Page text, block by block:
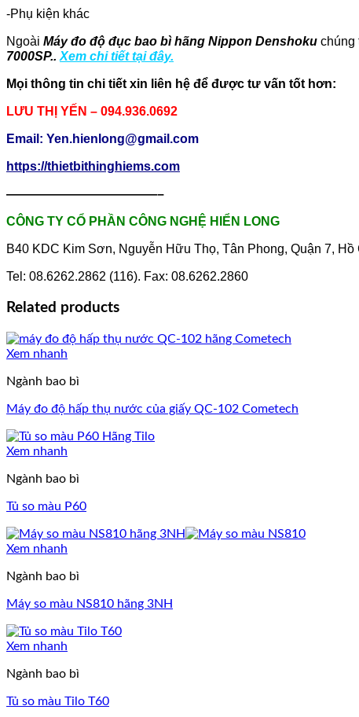
-Phụ kiện khác
Ngoài Máy đo độ đục bao bì hãng Nippon Denshoku chúng
7000SP.. Xem chi tiết tại đây.
Mọi thông tin chi tiết xin liên hệ để được tư vấn tốt hơn:
LƯU THỊ YẾN – 094.936.0692
Email: Yen.hienlong@gmail.com
https://thietbithinghiems.com
————————————–
CÔNG TY CỔ PHẦN CÔNG NGHỆ HIỂN LONG
B40 KDC Kim Sơn, Nguyễn Hữu Thọ, Tân Phong, Quận 7, Hồ
Tel: 08.6262.2862 (116). Fax: 08.6262.2860
Related products
Xem nhanh
Ngành bao bì
Máy đo độ hấp thụ nước của giấy QC-102 Cometech
Xem nhanh
Ngành bao bì
Tủ so màu P60
Xem nhanh
Ngành bao bì
Máy so màu NS810 hãng 3NH
Xem nhanh
Ngành bao bì
Tủ so màu Tilo T60